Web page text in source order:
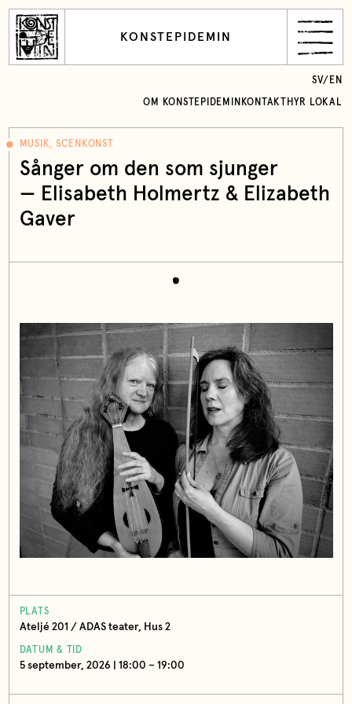
KONSTEPIDEMIN
OM KONSTEPIDEMIN KONTAKT HYR LOKAL
SV/ EN
MUSIK, SCENKONST
Sånger om den som sjunger
— Elisabeth Holmertz & Elizabeth
Gaver
PLATS
Ateljé 201 / ADAS teater, Hus 2
DATUM & TID
5 september, 2026 | 18:00 – 19:00